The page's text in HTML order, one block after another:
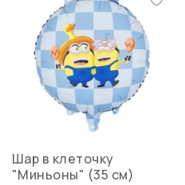
Шар в клеточку
"Миньоны" (35 см)